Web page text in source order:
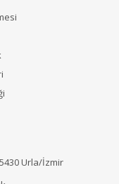
Urla/İzmir